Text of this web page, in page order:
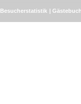
Besucherstatistik